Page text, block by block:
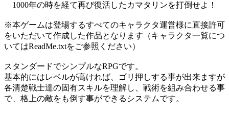
1000年の時を経て再び復活したカマタリンを打倒せよ！
※本ゲームは登場するすべてのキャラクタ運営様に直接許可
をいただいて作成した作品となります（キャラクタ一覧につ
いてはReadMe.txtをご参照ください）
スタンダードでシンプルなRPGです。
基本的にはレベルが高ければ、ゴリ押しする事が出来ますが
各清楚戦士達の固有スキルを理解し、戦術を組み合わせる事
で、格上の敵をも倒す事ができるシステムです。